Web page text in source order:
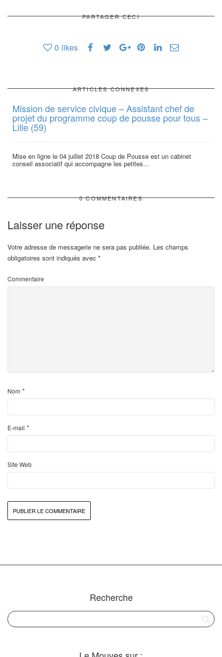
PARTAGER CECI
0 likes
ARTICLES CONNEXES
Mission de service civique – Assistant chef de
projet du programme coup de pousse pour tous –
Lille (59)
Mise en ligne le 04 juillet 2018 Coup de Pousse est un cabinet
conseil associatif qui accompagne les petites...
0 COMMENTAIRES
Laisser une réponse
Votre adresse de messagerie ne sera pas publiée. Les champs
obligatoires sont indiqués avec *
Commentaire
Nom *
E-mail *
Site Web
Recherche